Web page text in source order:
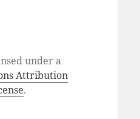
under a
Attribution
.